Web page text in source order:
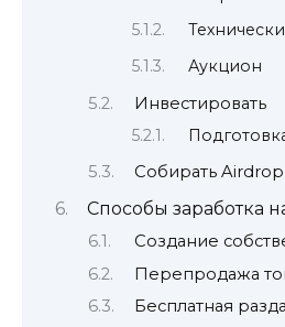
Аукцион
Инвестировать
Собирать
Способы заработка
Создание
Перепродажа
Бесплатная